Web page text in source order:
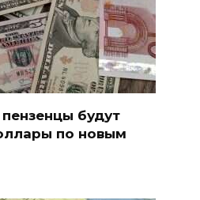
будут
по новым